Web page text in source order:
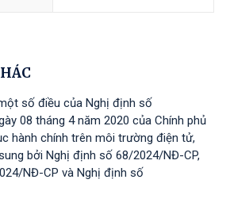
số điều của Nghị định số
08 tháng 4 năm 2020 của Chính phủ
hành chính trên môi trường điện tử,
bởi Nghị định số 68/2024/NĐ-CP,
NĐ-CP và Nghị định số